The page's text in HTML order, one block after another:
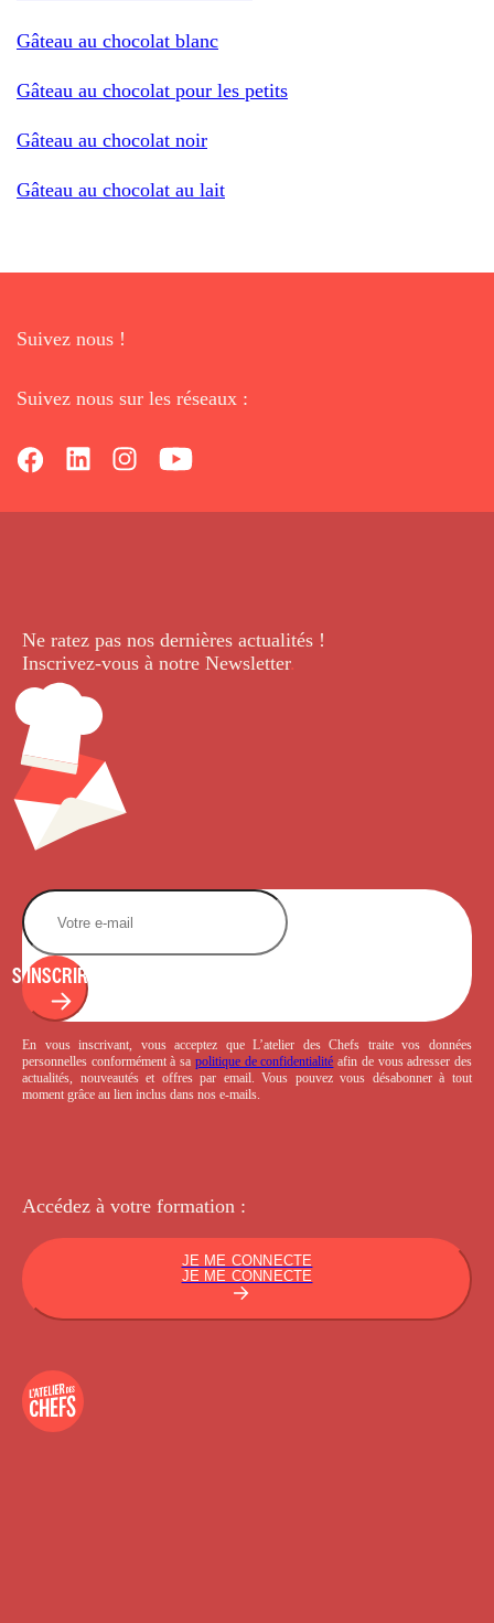
Gâteau au chocolat blanc
Gâteau au chocolat pour les petits
Gâteau au chocolat noir
Gâteau au chocolat au lait
Suivez nous !
Suivez nous sur les réseaux :
Ne ratez pas nos dernières actualités !
Inscrivez-vous à notre Newsletter.
S'INSCRIRE
En vous inscrivant, vous acceptez que L’atelier des Chefs traite vos données
personnelles conformément à sa politique de confidentialité afin de vous adresser des
actualités, nouveautés et offres par email. Vous pouvez vous désabonner à tout
moment grâce au lien inclus dans nos e-mails.
Accédez à votre formation :
JE ME CONNECTE
JE ME CONNECTE